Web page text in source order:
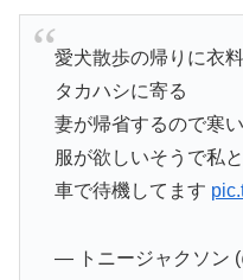
愛犬散歩の帰りに衣
タカハシに寄る
妻が帰省するので寒
服が欲しいそうで私
車で待機してます
— トニージャクソン